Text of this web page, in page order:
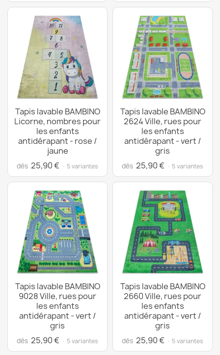
Tapis lavable BAMBINO
Licorne, nombres pour
les enfants
antidérapant - rose /
jaune
dès 25,90 € · 5 variantes
Tapis lavable BAMBINO
2624 Ville, rues pour
les enfants
antidérapant - vert /
gris
dès 25,90 € · 5 variantes
Tapis lavable BAMBINO
9028 Ville, rues pour
les enfants
antidérapant - vert /
gris
dès 25,90 € · 5 variantes
Tapis lavable BAMBINO
2660 Ville, rues pour
les enfants
antidérapant - vert /
gris
dès 25,90 € · 5 variantes